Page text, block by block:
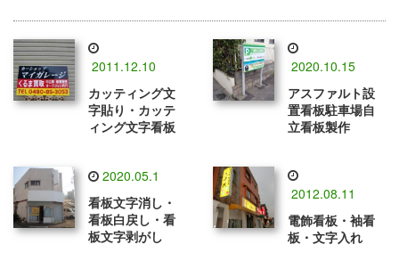
2011.12.10
カッティング文
字貼り・カッテ
ィング文字看板
2020.10.15
アスファルト設
置看板駐車場自
立看板製作
2020.05.1
看板文字消し・
看板白戻し・看
板文字剥がし
2012.08.11
電飾看板・袖看
板・文字入れ